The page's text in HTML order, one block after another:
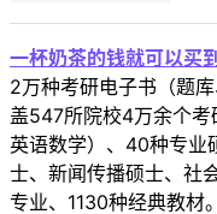
一杯奶茶的钱就可以买
2万种考研电子书（题
盖547所院校4万余个
英语数学）、40种专业
士、新闻传播硕士、社
专业、1130种经典教材。